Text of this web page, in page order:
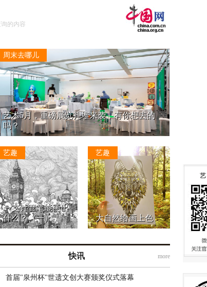
周末去哪儿
艺术5月，重磅展览扎堆来袭，有你想去的
吗？
艺趣
一支针管笔能画出
什么？（一）
艺趣
大自然给画上色
more
快讯
首届"泉州杯"世遗文创大赛颁奖仪式落幕